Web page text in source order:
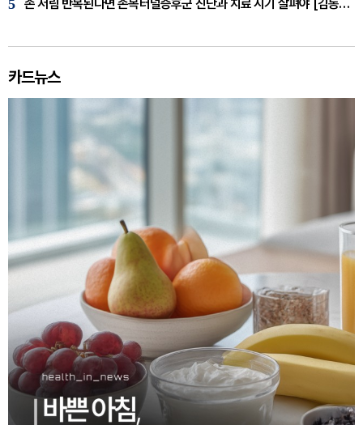
5 손 저림 반복된다면 손목터널증후군 진단과 치료 시기 살펴야 [김동현 원장 칼럼]
카드뉴스